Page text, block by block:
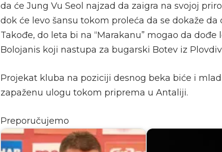
da će Jung Vu Seol najzad da zaigra na svojoj
dok će levo šansu tokom proleća da se dokaže da
Takođe, do leta bi na “Marakanu” mogao da
Bolojanis koji nastupa za bugarski Botev iz
Projekat kluba na poziciji desnog beka biće i
zapaženu ulogu tokom priprema u Antaliji.
Preporučujemo